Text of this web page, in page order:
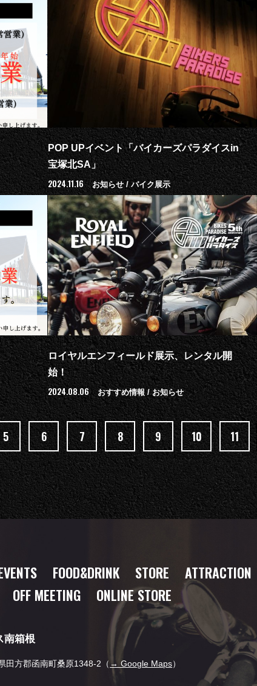
POP UPイベント「バイカーズパラダイスin
宝塚北SA」
2024.11.16 お知らせ / バイク展示
ロイヤルエンフィールド展示、レンタル開
始！
2024.08.06 おすすめ情報 / お知らせ
5 6 7 8 9 10 11
FOOD&DRINK STORE ATTRACTION
OFF MEETING ONLINE STORE
南箱根
方郡函南町桑原1348-2（→ Google Maps）